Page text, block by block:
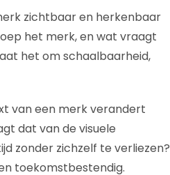
zichtbaar en herkenbaar
het merk, en wat vraagt
het om schaalbaarheid,
van een merk verandert
dat van de visuele
zonder zichzelf te verliezen?
toekomstbestendig.